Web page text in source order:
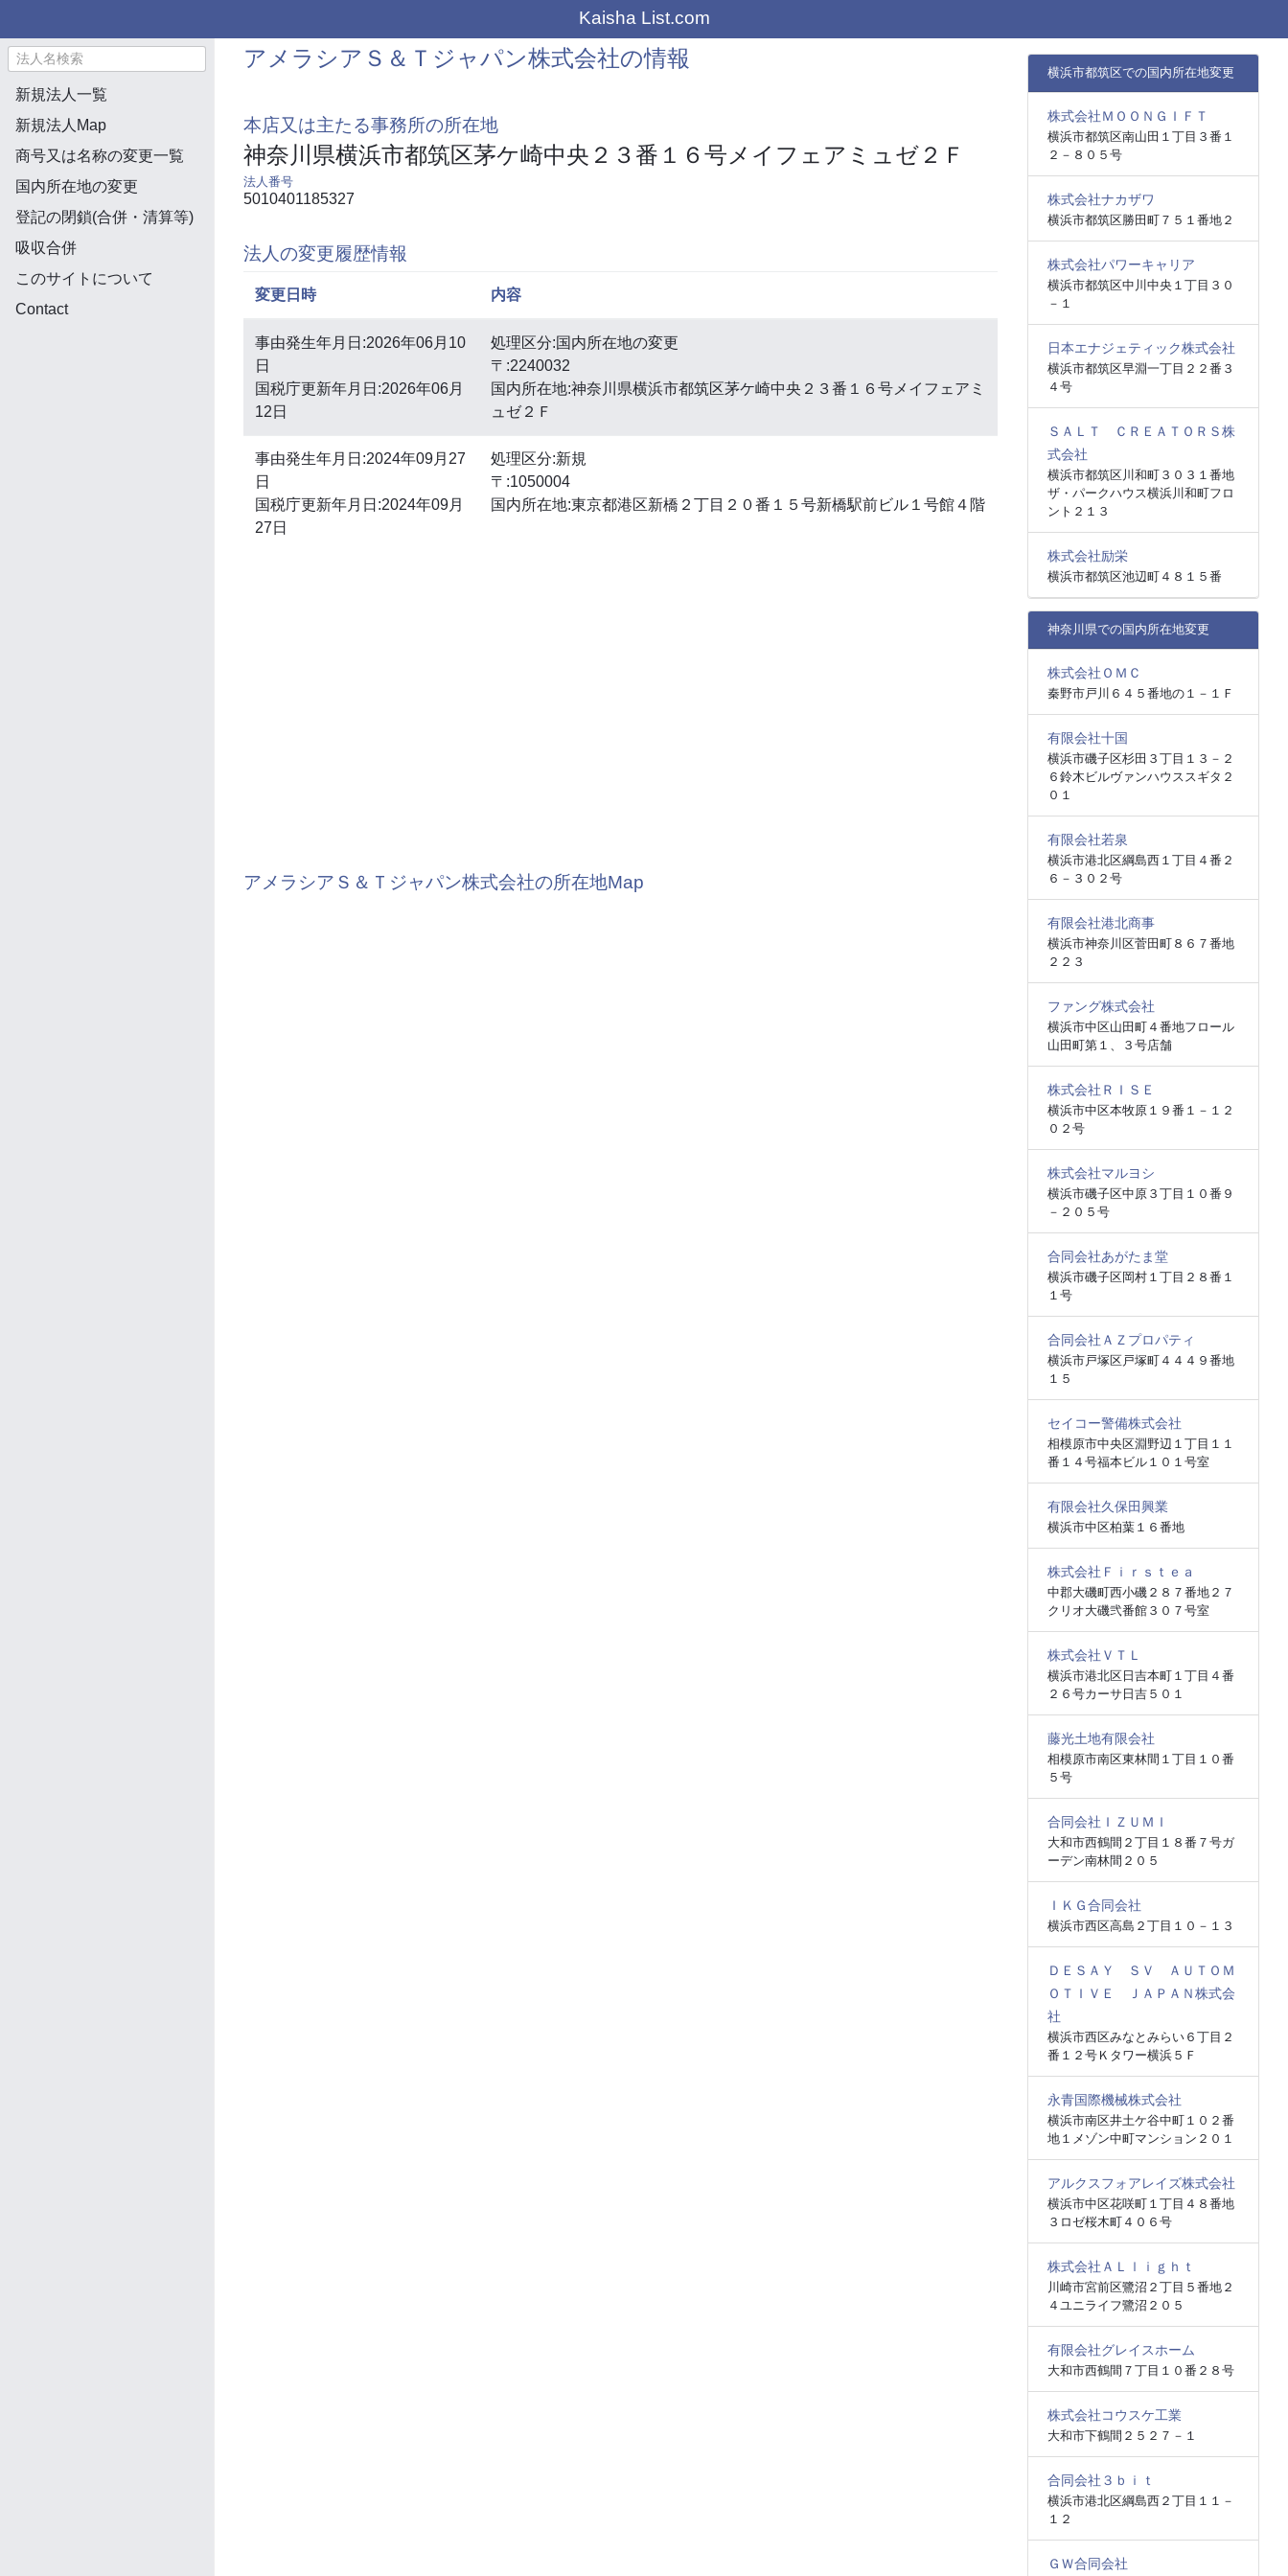
Kaisha List.com
新規法人一覧
新規法人Map
商号又は名称の変更一覧
国内所在地の変更
登記の閉鎖(合併・清算等)
吸収合併
このサイトについて
Contact
アメラシアＳ＆Ｔジャパン株式会社の情報
本店又は主たる事務所の所在地
神奈川県横浜市都筑区茅ケ崎中央２３番１６号メイフェアミュゼ２Ｆ
法人番号
5010401185327
法人の変更履歴情報
変更日時 内容
事由発生年月日:2026年06月10
日
国税庁更新年月日:2026年06月
12日
処理区分:国内所在地の変更
〒:2240032
国内所在地:神奈川県横浜市都筑区茅ケ崎中央２３番１６号メイフェアミ
ュゼ２Ｆ
事由発生年月日:2024年09月27
日
国税庁更新年月日:2024年09月
27日
処理区分:新規
〒:1050004
国内所在地:東京都港区新橋２丁目２０番１５号新橋駅前ビル１号館４階
アメラシアＳ＆Ｔジャパン株式会社の所在地Map
横浜市都筑区での国内所在地変更
株式会社ＭＯＯＮＧＩＦＴ
横浜市都筑区南山田１丁目３番１
２－８０５号
株式会社ナカザワ
横浜市都筑区勝田町７５１番地２
株式会社パワーキャリア
横浜市都筑区中川中央１丁目３０
－１
日本エナジェティック株式会社
横浜市都筑区早淵一丁目２２番３
４号
ＳＡＬＴ ＣＲＥＡＴＯＲＳ株
式会社
横浜市都筑区川和町３０３１番地
ザ・パークハウス横浜川和町フロ
ント２１３
株式会社励栄
横浜市都筑区池辺町４８１５番
神奈川県での国内所在地変更
株式会社ＯＭＣ
秦野市戸川６４５番地の１－１Ｆ
有限会社十国
横浜市磯子区杉田３丁目１３－２
６鈴木ビルヴァンハウススギタ２
０１
有限会社若泉
横浜市港北区綱島西１丁目４番２
６－３０２号
有限会社港北商事
横浜市神奈川区菅田町８６７番地
２２３
ファング株式会社
横浜市中区山田町４番地フロール
山田町第１、３号店舗
株式会社ＲＩＳＥ
横浜市中区本牧原１９番１－１２
０２号
株式会社マルヨシ
横浜市磯子区中原３丁目１０番９
－２０５号
合同会社あがたま堂
横浜市磯子区岡村１丁目２８番１
１号
合同会社ＡＺプロパティ
横浜市戸塚区戸塚町４４４９番地
１５
セイコー警備株式会社
相模原市中央区淵野辺１丁目１１
番１４号福本ビル１０１号室
有限会社久保田興業
横浜市中区柏葉１６番地
株式会社Ｆｉｒｓｔｅａ
中郡大磯町西小磯２８７番地２７
クリオ大磯弐番館３０７号室
株式会社ＶＴＬ
横浜市港北区日吉本町１丁目４番
２６号カーサ日吉５０１
藤光土地有限会社
相模原市南区東林間１丁目１０番
５号
合同会社ＩＺＵＭＩ
大和市西鶴間２丁目１８番７号ガ
ーデン南林間２０５
ＩＫＧ合同会社
横浜市西区高島２丁目１０－１３
ＤＥＳＡＹ ＳＶ ＡＵＴＯＭ
ＯＴＩＶＥ ＪＡＰＡＮ株式会
社
横浜市西区みなとみらい６丁目２
番１２号Ｋタワー横浜５Ｆ
永青国際機械株式会社
横浜市南区井土ケ谷中町１０２番
地１メゾン中町マンション２０１
アルクスフォアレイズ株式会社
横浜市中区花咲町１丁目４８番地
３ロゼ桜木町４０６号
株式会社ＡＬｌｉｇｈｔ
川崎市宮前区鷺沼２丁目５番地２
４ユニライフ鷺沼２０５
有限会社グレイスホーム
大和市西鶴間７丁目１０番２８号
株式会社コウスケ工業
大和市下鶴間２５２７－１
合同会社３ｂｉｔ
横浜市港北区綱島西２丁目１１－
１２
ＧＷ合同会社